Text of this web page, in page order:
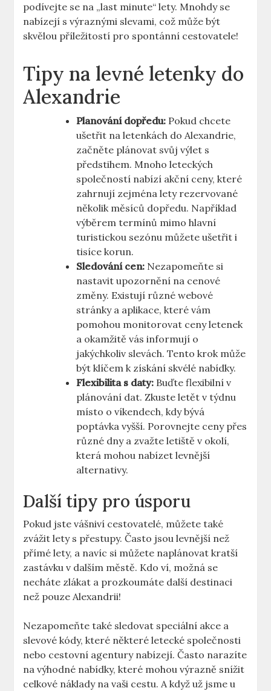
podívejte se na „last minute“ lety. Mnohdy se
nabízejí s výraznými slevami, což může být
skvělou příležitostí pro spontánní cestovatele!
Tipy na levné letenky do
Alexandrie
Planování dopředu: Pokud chcete
ušetřit na letenkách do Alexandrie,
začněte plánovat svůj výlet s
předstihem. Mnoho leteckých
společností nabízí akční ceny, které
zahrnují zejména lety rezervované
několik měsíců dopředu. Například
výběrem termínů mimo hlavní
turistickou sezónu můžete ušetřit i
tisíce korun.
Sledování cen: Nezapomeňte si
nastavit upozornění na cenové
změny. Existují různé webové
stránky a aplikace, které vám
pomohou monitorovat ceny letenek
a okamžitě vás informují o
jakýchkoliv slevách. Tento krok může
být klíčem k získání skvélé nabídky.
Flexibilita s daty: Buďte flexibilní v
plánování dat. Zkuste letět v týdnu
místo o víkendech, kdy bývá
poptávka vyšší. Porovnejte ceny přes
různé dny a zvažte letiště v okolí,
která mohou nabízet levnější
alternativy.
Další tipy pro úsporu
Pokud jste vášniví cestovatelé, můžete také
zvážit lety s přestupy. Často jsou levnější než
přímé lety, a navíc si můžete naplánovat kratší
zastávku v dalším městě. Kdo ví, možná se
necháte zlákat a prozkoumáte další destinaci
než pouze Alexandrii!
Nezapomeňte také sledovat speciální akce a
slevové kódy, které některé letecké společnosti
nebo cestovní agentury nabízejí. Často narazíte
na výhodné nabídky, které mohou výrazně snížit
celkové náklady na vaši cestu. A když už jsme u